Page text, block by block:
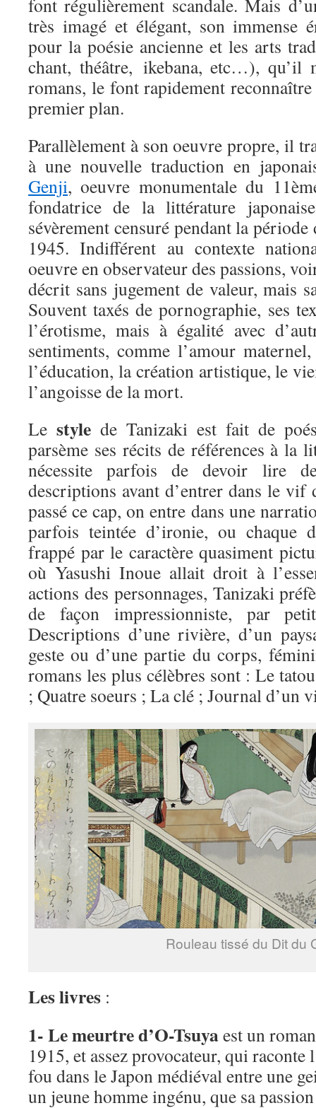
très imagé et élégant, son immense
pour la poésie ancienne et les arts
chant, théâtre, ikebana, etc…), qu’il
romans, le font rapidement
premier plan.
Parallèlement à son oeuvre propre, il
à une nouvelle traduction en
Genji, oeuvre monumentale du
fondatrice de la littérature
sévèrement censuré pendant la
1945. Indifférent au contexte
oeuvre en observateur des passions,
décrit sans jugement de valeur, mais
Souvent taxés de pornographie, ses
l’érotisme, mais à égalité avec
sentiments, comme l’amour
l’éducation, la création artistique, le
l’angoisse de la mort.
Le style de Tanizaki est fait de
parsème ses récits de références à la
nécessite parfois de devoir lire
descriptions avant d’entrer dans le
passé ce cap, on entre dans une
parfois teintée d’ironie, ou chaque
frappé par le caractère quasiment
où Yasushi Inoue allait droit à
actions des personnages, Tanizaki
de façon impressionniste, par
Descriptions d’une rivière, d’un
geste ou d’une partie du corps,
romans les plus célèbres sont : Le
; Quatre soeurs ; La clé ; Journal d’un
Rouleau tissé du Dit du
Les livres :
1- Le meurtre d’O-Tsuyaest un
1915, et assez provocateur, qui raconte
fou dans le Japon médiéval entre une
un jeune homme ingénu, que sa